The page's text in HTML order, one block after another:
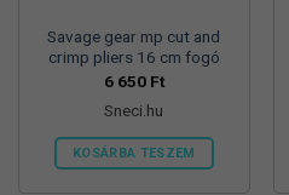
Savage gear mp cut and
crimp pliers 16 cm fogó
6 650 Ft
Sneci.hu
KOSÁRBA TESZEM